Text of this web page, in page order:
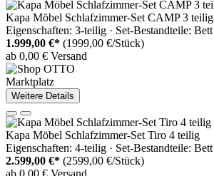
Kapa Möbel Schlafzimmer-Set CAMP 3 teilig
Eigenschaften: 3-teilig · Set-Bestandteile: Bett
1.999,00 €* (1999,00 €/Stück)
ab 0,00 € Versand
Marktplatz
Weitere Details
Kapa Möbel Schlafzimmer-Set Tiro 4 teilig
Eigenschaften: 4-teilig · Set-Bestandteile: Bett
2.599,00 €* (2599,00 €/Stück)
ab 0,00 € Versand